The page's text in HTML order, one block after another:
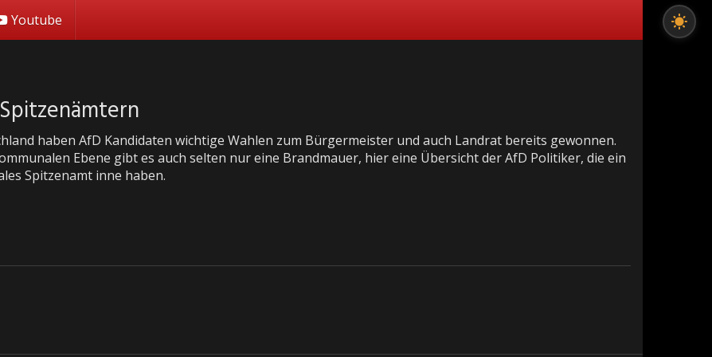
Youtube
haben AfD Kandidaten wichtige Wahlen zum Bürgermeister und auch Landrat bereits gewonnen.
Ebene gibt es auch selten nur eine Brandmauer, hier eine Übersicht der AfD Politiker, die ein
Spitzenamt inne haben.